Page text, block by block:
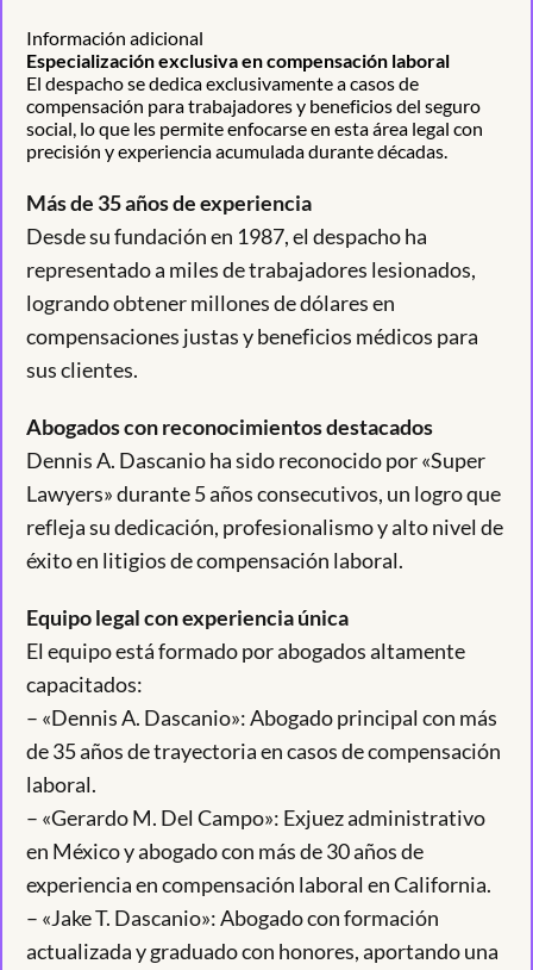
Información adicional
Especialización exclusiva en compensación laboral
El despacho se dedica exclusivamente a casos de
compensación para trabajadores y beneficios del seguro
social, lo que les permite enfocarse en esta área legal con
precisión y experiencia acumulada durante décadas.
Más de 35 años de experiencia
Desde su fundación en 1987, el despacho ha
representado a miles de trabajadores lesionados,
logrando obtener millones de dólares en
compensaciones justas y beneficios médicos para
sus clientes.
Abogados con reconocimientos destacados
Dennis A. Dascanio ha sido reconocido por «Super
Lawyers» durante 5 años consecutivos, un logro que
refleja su dedicación, profesionalismo y alto nivel de
éxito en litigios de compensación laboral.
Equipo legal con experiencia única
El equipo está formado por abogados altamente
capacitados:
– «Dennis A. Dascanio»: Abogado principal con más
de 35 años de trayectoria en casos de compensación
laboral.
– «Gerardo M. Del Campo»: Exjuez administrativo
en México y abogado con más de 30 años de
experiencia en compensación laboral en California.
– «Jake T. Dascanio»: Abogado con formación
actualizada y graduado con honores, aportando una